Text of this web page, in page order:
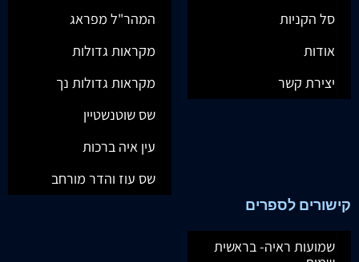
סל הקניות
אודות
יצירת קשר
המהר"ל מפראג
מקראות גדולות
מקראות גדולות נך
שס שוטנשטיין
עין איה ברכות
שס עוז והדר מורחב
קישורים לספרים
שמועות ראיה- בראשית